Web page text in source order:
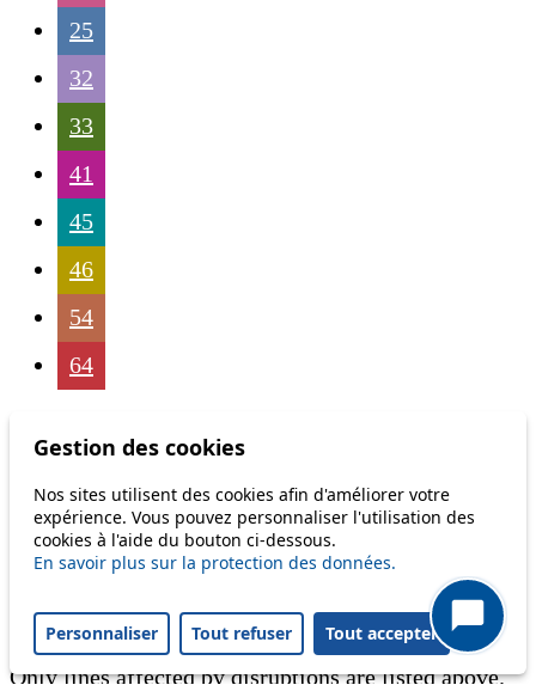
25
32
33
41
45
46
54
64
Status
Information
Ongoing disruption
Reset filters
Only lines affected by disruptions are listed above.
Gestion des cookies
Nos sites utilisent des cookies afin d'améliorer votre
expérience. Vous pouvez personnaliser l'utilisation des
cookies à l'aide du bouton ci-dessous.
En savoir plus sur la protection des données.
Personnaliser Tout refuser Tout accepter